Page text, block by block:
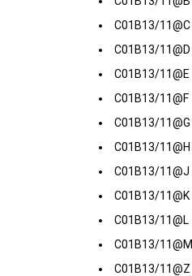
C01B13/11@C
C01B13/11@D
C01B13/11@E
C01B13/11@F
C01B13/11@G
C01B13/11@H
C01B13/11@J
C01B13/11@K
C01B13/11@L
C01B13/11@M
C01B13/11@Z